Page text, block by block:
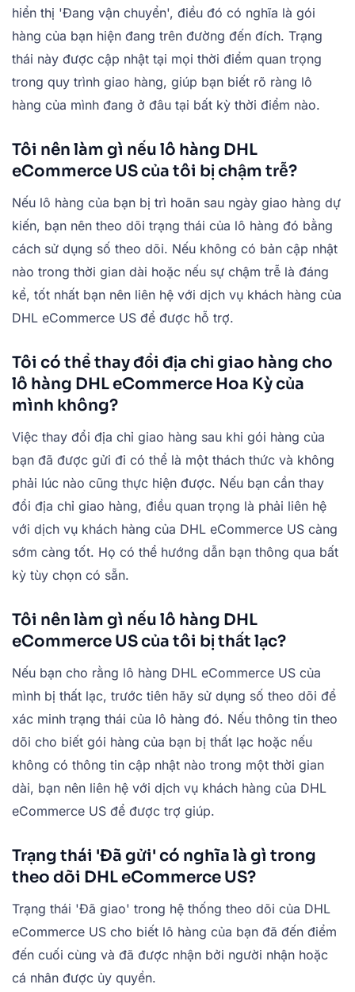
hiển thị 'Đang vận chuyển', điều đó có nghĩa là gói
hàng của bạn hiện đang trên đường đến đích. Trạng
thái này được cập nhật tại mọi thời điểm quan trọng
trong quy trình giao hàng, giúp bạn biết rõ ràng lô
hàng của mình đang ở đâu tại bất kỳ thời điểm nào.
Tôi nên làm gì nếu lô hàng DHL
eCommerce US của tôi bị chậm trễ?
Nếu lô hàng của bạn bị trì hoãn sau ngày giao hàng dự
kiến, bạn nên theo dõi trạng thái của lô hàng đó bằng
cách sử dụng số theo dõi. Nếu không có bản cập nhật
nào trong thời gian dài hoặc nếu sự chậm trễ là đáng
kể, tốt nhất bạn nên liên hệ với dịch vụ khách hàng của
DHL eCommerce US để được hỗ trợ.
Tôi có thể thay đổi địa chỉ giao hàng cho
lô hàng DHL eCommerce Hoa Kỳ của
mình không?
Việc thay đổi địa chỉ giao hàng sau khi gói hàng của
bạn đã được gửi đi có thể là một thách thức và không
phải lúc nào cũng thực hiện được. Nếu bạn cần thay
đổi địa chỉ giao hàng, điều quan trọng là phải liên hệ
với dịch vụ khách hàng của DHL eCommerce US càng
sớm càng tốt. Họ có thể hướng dẫn bạn thông qua bất
kỳ tùy chọn có sẵn.
Tôi nên làm gì nếu lô hàng DHL
eCommerce US của tôi bị thất lạc?
Nếu bạn cho rằng lô hàng DHL eCommerce US của
mình bị thất lạc, trước tiên hãy sử dụng số theo dõi để
xác minh trạng thái của lô hàng đó. Nếu thông tin theo
dõi cho biết gói hàng của bạn bị thất lạc hoặc nếu
không có thông tin cập nhật nào trong một thời gian
dài, bạn nên liên hệ với dịch vụ khách hàng của DHL
eCommerce US để được trợ giúp.
Trạng thái 'Đã gửi' có nghĩa là gì trong
theo dõi DHL eCommerce US?
Trạng thái 'Đã giao' trong hệ thống theo dõi của DHL
eCommerce US cho biết lô hàng của bạn đã đến điểm
đến cuối cùng và đã được nhận bởi người nhận hoặc
cá nhân được ủy quyền.